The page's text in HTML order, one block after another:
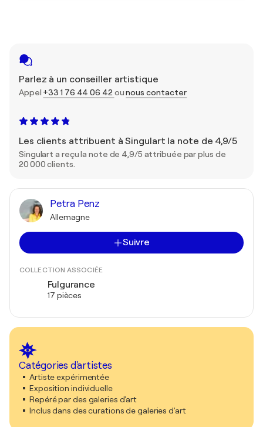
Parlez à un conseiller artistique
Appel +33 1 76 44 06 42ounous contacter
Les clients attribuent à Singulart la note de 4,9/5
Singulart a reçu la note de 4,9/5 attribuée par plus de
20 000 clients.
Petra Penz
Allemagne
Suivre
COLLECTION ASSOCIÉE
Fulgurance
17 pièces
Catégories d'artistes
Artiste expérimentée
Exposition individuelle
Repéré par des galeries d'art
Inclus dans des curations de galeries d'art